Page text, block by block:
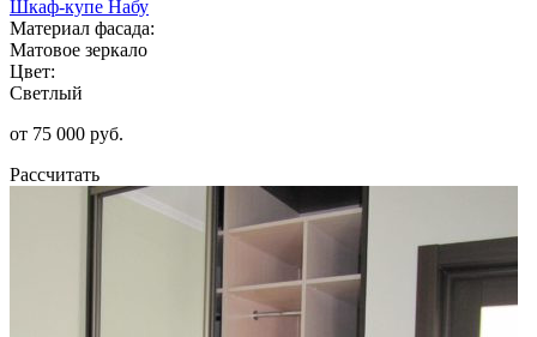
Шкаф-купе Набу
Материал фасада:
Матовое зеркало
Цвет:
Светлый
от 75 000 руб.
Рассчитать